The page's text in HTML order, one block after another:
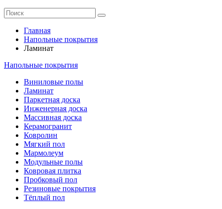
Главная
Напольные покрытия
Ламинат
Напольные покрытия
Виниловые полы
Ламинат
Паркетная доска
Инженерная доска
Массивная доска
Керамогранит
Ковролин
Мягкий пол
Мармолеум
Модульные полы
Ковровая плитка
Пробковый пол
Резиновые покрытия
Тёплый пол